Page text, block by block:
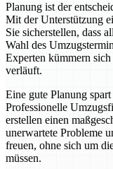
Planung ist der
Mit der Unterstützung
Sie sicherstellen, dass
Wahl des
Experten kümmern
verläuft.
Eine gute Planung
Professionelle
erstellen einen
unerwartete Probleme
freuen, ohne sich um
müssen.